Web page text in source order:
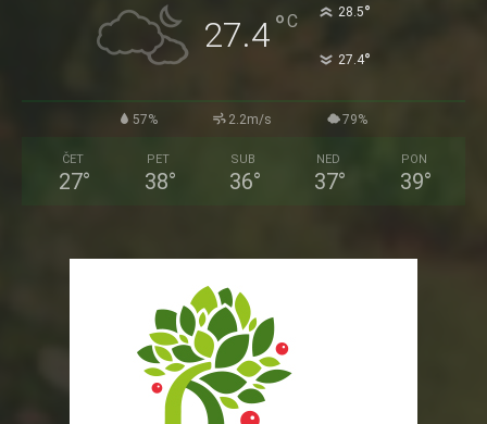
27.4°C 28.5°
27.4°
57% 2.2m/s 79%
ČET
27°
PET
38°
SUB
36°
NED
37°
PON
39°